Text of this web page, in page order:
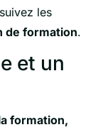
les
de formation.
et un
formation,